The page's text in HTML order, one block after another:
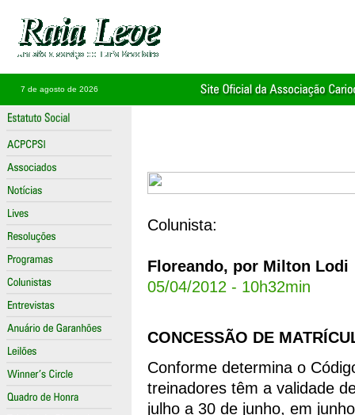
7 de agosto de 2026
Colunista:
Floreando, por Milton Lodi
05/04/2012 - 10h32min
CONCESSÃO DE
Conforme determina o
treinadores têm a validade
julho a 30 de junho, em